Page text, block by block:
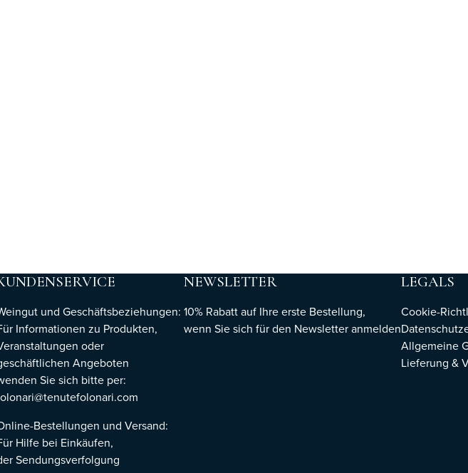
und Geschäftsbeziehungen:
Informationen zu Produkten,
oder
Angeboten
Sie sich bitte per:
Bestellungen und Versand:
Hilfe bei Einkäufen,
Sendungsverfolgung
NEWSLETTER
10% Rabatt auf Ihre erste Bestellung,
wenn Sie sich für den Newsletteranmelden
LEGALS
Cookie-
Allgemeine
Lieferung &